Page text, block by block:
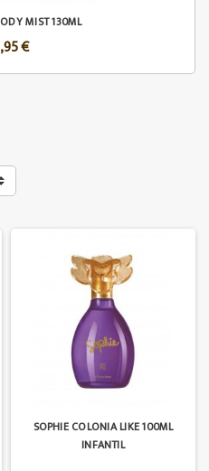
MIST 130ML
€
SOPHIE COLONIA LIKE 100ML
INFANTIL